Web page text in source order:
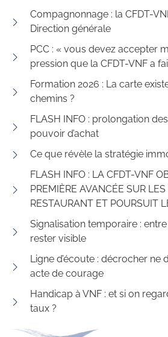
Compagnonnage : la CFDT-
Direction générale
PCC : « vous devez accepter
pression que la CFDT-VNF a
Formation 2026 : La carte
chemins ?
FLASH INFO : prolongation
pouvoir d’achat
Ce que révèle la stratégie
FLASH INFO : LA CFDT-VNF
PREMIÈRE AVANCÉE SUR
RESTAURANT ET POURSUIT
Signalisation temporaire : entre
rester visible
Ligne d’écoute : décrocher ne
acte de courage
Handicap à VNF : et si on
taux ?